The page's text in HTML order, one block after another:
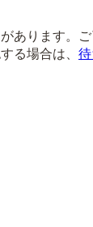
あります。ご
る場合は、